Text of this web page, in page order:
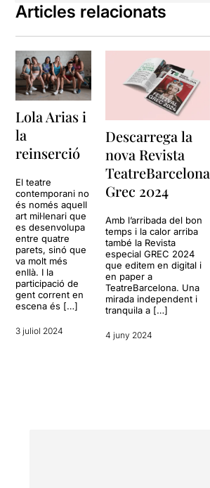
Articles relacionats
Lola Arias i
la
reinserció
El teatre
contemporani no
és només aquell
art mil·lenari que
es desenvolupa
entre quatre
parets, sinó que
va molt més
enllà. I la
participació de
gent corrent en
escena és […]
3 juliol 2024
Descarrega la
nova Revista
TeatreBarcelona
Grec 2024
Amb l’arribada del bon
temps i la calor arriba
també la Revista
especial GREC 2024
que editem en digital i
en paper a
TeatreBarcelona. Una
mirada independent i
tranquila a […]
4 juny 2024